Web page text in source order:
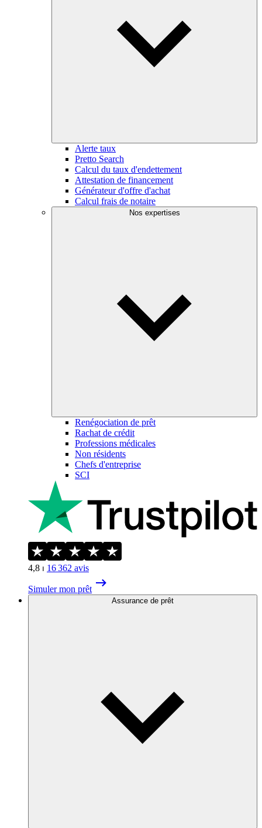
Alerte taux
Pretto Search
Calcul du taux d'endettement
Attestation de financement
Générateur d'offre d'achat
Calcul frais de notaire
Nos expertises
Renégociation de prêt
Rachat de crédit
Professions médicales
Non résidents
Chefs d'entreprise
SCI
4,8 ⏐ 16 362 avis
Simuler mon prêt
Assurance de prêt